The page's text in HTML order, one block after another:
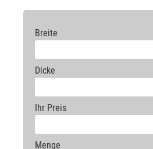
Breite
Dicke
Ihr Preis
Menge
300.3 319 355 426